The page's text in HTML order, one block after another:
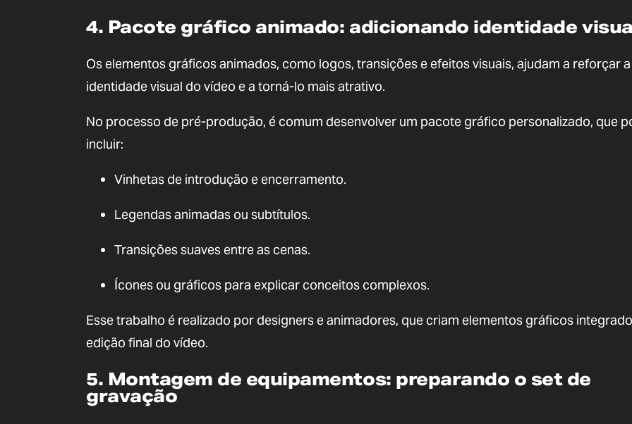
4. Pacote gráfico animado: adicionando identidade
Os elementos gráficos animados, como logos, transições e efeitos visuais, ajudam a reforçar a
identidade visual do vídeo e a torná-lo mais atrativo.
No processo de pré-produção, é comum desenvolver um pacote gráfico personalizado, que
incluir:
Vinhetas de introdução e encerramento.
Legendas animadas ou subtítulos.
Transições suaves entre as cenas.
Ícones ou gráficos para explicar conceitos complexos.
Esse trabalho é realizado por designers e animadores, que criam elementos gráficos
edição final do vídeo.
5. Montagem de equipamentos: preparando o set de
gravação